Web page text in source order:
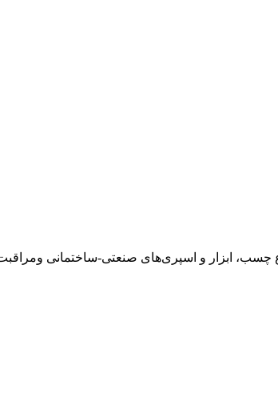
تولید و توزیع انواع چسب، ابزار و اسپری‌های صنعتی-